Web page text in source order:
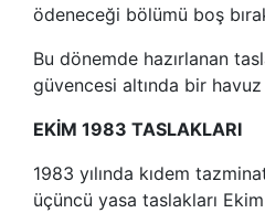
ödeneceği bölümü boş
Bu dönemde hazırlanan
güvencesi altında bir
EKİM 1983 TASLAKLARI
1983 yılında kıdem
üçüncü yasa taslakları Ekim